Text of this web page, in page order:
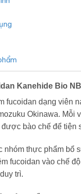
Kanehide Bio
fucoidan dạng viên
Okinawa. Mỗi
bào chế để tiện
nhóm thực phẩm bổ
fucoidan vào chế
trì.